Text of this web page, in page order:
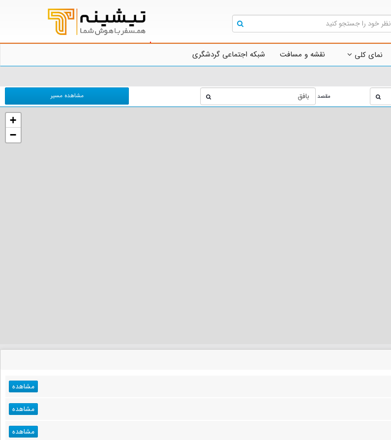
نمای کلی نقشه و مسافت
شبکه اجتماعی گردشگری
مقصد مشاهده مسیر
+
−
مشاهده
مشاهده
مشاهده